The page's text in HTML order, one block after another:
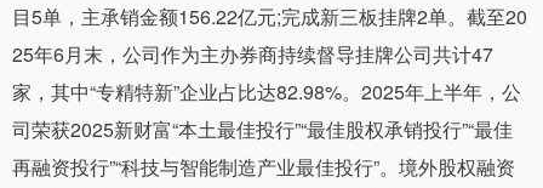
目5单，主承销金额156.22亿元;完成新三板挂牌2单。截至20
25年6月末，公司作为主办券商持续督导挂牌公司共计47
家，其中“专精特新”企业占比达82.98%。2025年上半年，公
司荣获2025新财富“本土最佳投行”“最佳股权承销投行”“最佳
再融资投行”“科技与智能制造产业最佳投行”。境外股权融资